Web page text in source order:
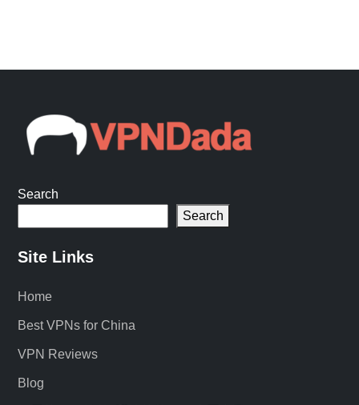
Search
Search
Site Links
Home
Best VPNs for China
VPN Reviews
Blog